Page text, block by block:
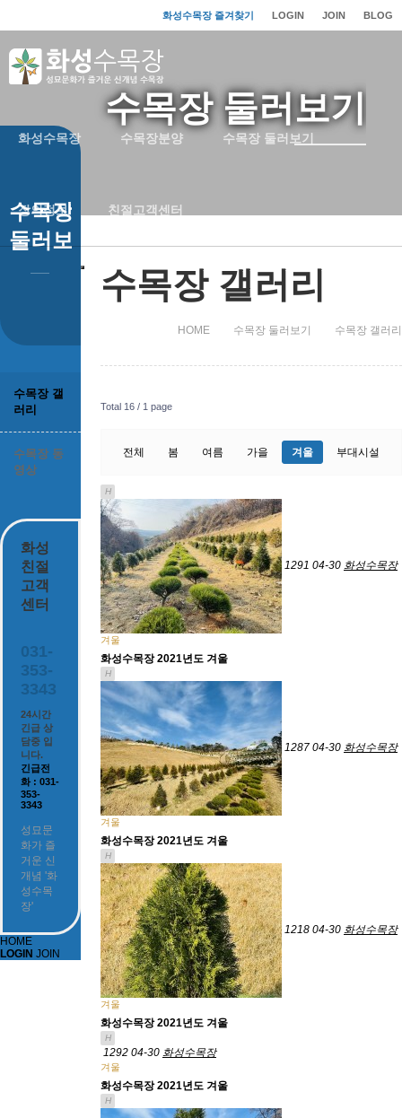
BLOG
JOIN
LOGIN
화성수목장 즐겨찾기
화성수목장 수목장분양 수목장 둘러보기
장의정보 친절고객센터
수목장 둘러보기
수목장 갤러리
HOME 수목장 둘러보기 수목장 갤러리
Total 16 / 1 page
전체 봄 여름 가을 겨울 부대시설
H
1291 04-30 화성수목장
겨울
화성수목장 2021년도 겨울
H
1287 04-30 화성수목장
겨울
화성수목장 2021년도 겨울
H
1218 04-30 화성수목장
겨울
화성수목장 2021년도 겨울
H
1292 04-30 화성수목장
겨울
화성수목장 2021년도 겨울
H
수목장
둘러보기
수목장 갤
러리
수목장 동
영상
화성
친절
고객
센터
031-
353-
3343
24시간
긴급 상
담중 입
니다.
긴급전
화 : 031-
353-
3343
성묘문
화가 즐
거운 신
개념 '화
성수목
장'
HOME
LOGIN JOIN